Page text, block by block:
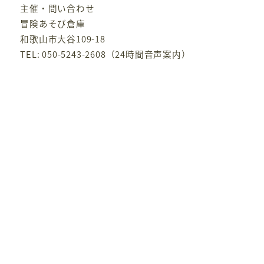
主催・問い合わせ
冒険あそび倉庫
和歌山市大谷109-18
TEL: 050-5243-2608（24時間音声案内）